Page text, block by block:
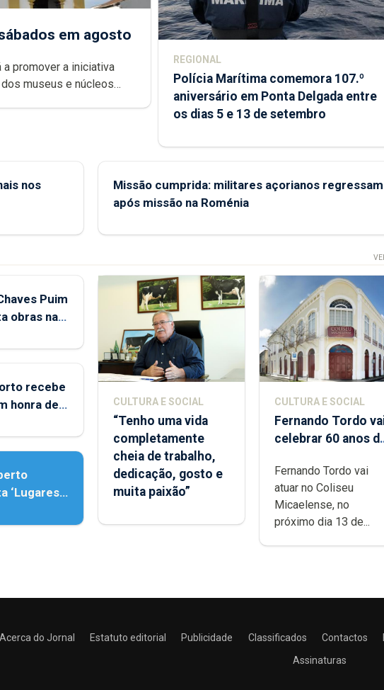
em agosto
a promover a iniciativa
dos museus e núcleos
REGIONAL
Polícia Marítima comemora 107.º
aniversário em Ponta Delgada entre
os dias 5 e 13 de setembro
nos
Missão cumprida: militares açorianos regressam
após missão na Roménia
Puim
obras na
recebe
honra de
‘Lugares
CULTURA E SOCIAL
“Tenho uma vida
completamente
cheia de trabalho,
dedicação, gosto e
muita paixão”
CULTURA E SOCIAL
Fernando Tordo
celebrar 60 anos
Micaelense
Fernando Tordo vai
atuar no Coliseu
Micaelense, no
próximo dia 13 de...
Acerca do Jornal Estatuto editorial Publicidade Classificados Contactos
Assinaturas